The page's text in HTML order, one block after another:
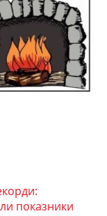
показники